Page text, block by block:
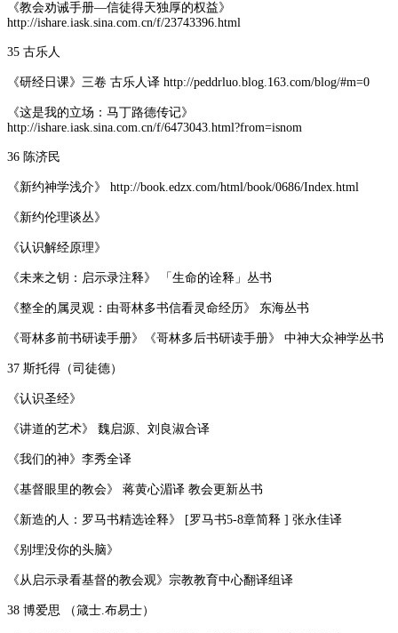
《教会劝诫手册—信徒得天独厚的权益》
http://ishare.iask.sina.com.cn/f/23743396.html
35 古乐人
《研经日课》三卷 古乐人译 http://peddrluo.blog.163.com/blog/#m=0
《这是我的立场：马丁路德传记》
http://ishare.iask.sina.com.cn/f/6473043.html?from=isnom
36 陈济民
《新约神学浅介》 http://book.edzx.com/html/book/0686/Index.html
《新约伦理谈丛》
《认识解经原理》
《未来之钥：启示录注释》 「生命的诠释」丛书
《整全的属灵观：由哥林多书信看灵命经历》 东海丛书
《哥林多前书研读手册》《哥林多后书研读手册》 中神大众神学丛书
37 斯托得（司徒德）
《认识圣经》
《讲道的艺术》 魏启源、刘良淑合译
《我们的神》李秀全译
《基督眼里的教会》 蒋黄心湄译 教会更新丛书
《新造的人：罗马书精选诠释》 [罗马书5-8章简释 ] 张永佳译
《别埋没你的头脑》
《从启示录看基督的教会观》宗教教育中心翻译组译
38 博爱思 （箴士.布易士）